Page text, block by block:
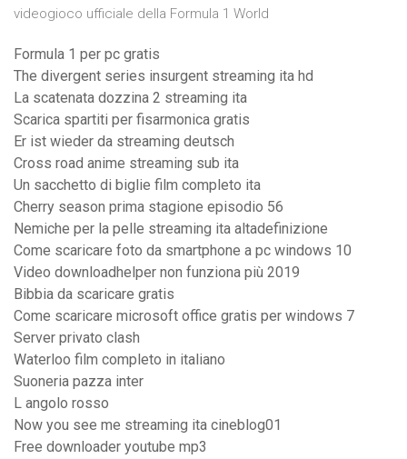
videogioco ufficiale della Formula 1 World
Formula 1 per pc gratis
The divergent series insurgent streaming ita hd
La scatenata dozzina 2 streaming ita
Scarica spartiti per fisarmonica gratis
Er ist wieder da streaming deutsch
Cross road anime streaming sub ita
Un sacchetto di biglie film completo ita
Cherry season prima stagione episodio 56
Nemiche per la pelle streaming ita altadefinizione
Come scaricare foto da smartphone a pc windows 10
Video downloadhelper non funziona più 2019
Bibbia da scaricare gratis
Come scaricare microsoft office gratis per windows 7
Server privato clash
Waterloo film completo in italiano
Suoneria pazza inter
L angolo rosso
Now you see me streaming ita cineblog01
Free downloader youtube mp3